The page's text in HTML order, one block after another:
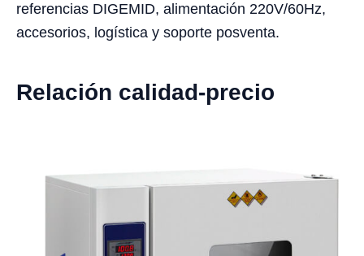
referencias DIGEMID, alimentación 220V/60Hz,
accesorios, logística y soporte posventa.
Relación calidad-precio